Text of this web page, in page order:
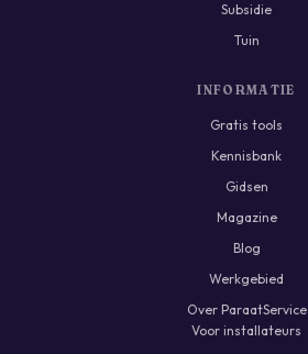
Subsidie
Tuin
INFORMATIE
Gratis tools
Kennisbank
Gidsen
Magazine
Blog
Werkgebied
Over ParaatService
Voor installateurs